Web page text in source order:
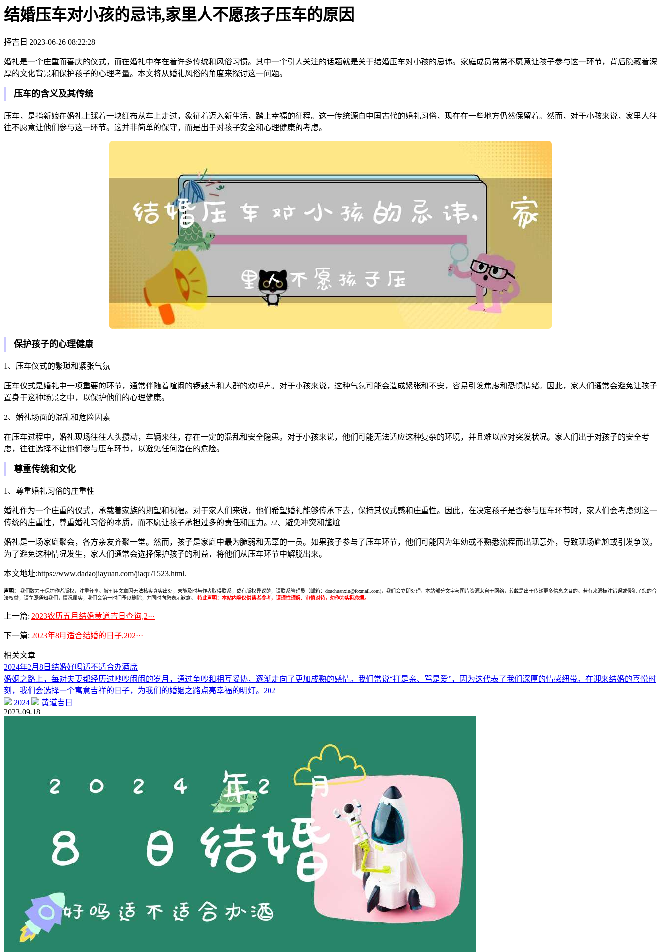
结婚压车对小孩的忌讳,家里人不愿孩子压车的原因
择吉日 2023-06-26 08:22:28
婚礼是一个庄重而喜庆的仪式，而在婚礼中存在着许多传统和风俗习惯。其中一个引人关注的话题就是关于结婚压车对小孩的忌讳。家庭成员常常不愿意让孩子参与这一环节，背后隐藏着深
厚的文化背景和保护孩子的心理考量。本文将从婚礼风俗的角度来探讨这一问题。
压车的含义及其传统
压车，是指新娘在婚礼上踩着一块红布从车上走过，象征着迈入新生活，踏上幸福的征程。这一传统源自中国古代的婚礼习俗，现在在一些地方仍然保留着。然而，对于小孩来说，家里人往
往不愿意让他们参与这一环节。这并非简单的保守，而是出于对孩子安全和心理健康的考虑。
保护孩子的心理健康
1、压车仪式的繁琐和紧张气氛
压车仪式是婚礼中一项重要的环节，通常伴随着喧闹的锣鼓声和人群的欢呼声。对于小孩来说，这种气氛可能会造成紧张和不安，容易引发焦虑和恐惧情绪。因此，家人们通常会避免让孩子
置身于这种场景之中，以保护他们的心理健康。
2、婚礼场面的混乱和危险因素
在压车过程中，婚礼现场往往人头攒动，车辆来往，存在一定的混乱和安全隐患。对于小孩来说，他们可能无法适应这种复杂的环境，并且难以应对突发状况。家人们出于对孩子的安全考
虑，往往选择不让他们参与压车环节，以避免任何潜在的危险。
尊重传统和文化
1、尊重婚礼习俗的庄重性
婚礼作为一个庄重的仪式，承载着家族的期望和祝福。对于家人们来说，他们希望婚礼能够传承下去，保持其仪式感和庄重性。因此，在决定孩子是否参与压车环节时，家人们会考虑到这一
传统的庄重性，尊重婚礼习俗的本质，而不愿让孩子承担过多的责任和压力。/2、避免冲突和尴尬
婚礼是一场家庭聚会，各方亲友齐聚一堂。然而，孩子是家庭中最为脆弱和无辜的一员。如果孩子参与了压车环节，他们可能因为年幼或不熟悉流程而出现意外，导致现场尴尬或引发争议。
为了避免这种情况发生，家人们通常会选择保护孩子的利益，将他们从压车环节中解脱出来。
本文地址:https://www.dadaojiayuan.com/jiaqu/1523.html.
声明：
我们致力于保护作者版权，注重分享。被刊用文章因无法核实真实出处，未能及时与作者取得联系，或有版权异议的，请联系管理员（邮箱：douchuanxin@foxmail.com)，我们会立即处理。本站部分文字与图片资源来自于网络，转载是出于传递更多信息之目的。若有来源标注错误或侵犯了您的合
法权益，请立即通知我们，情况属实，我们会第一时间予以删除，并同时向您表示歉意。
特此声明：本站内容仅供读者参考，请理性理解、审慎对待，勿作为实际依据。
上一篇: 2023农历五月结婚黄道吉日查询,2···
下一篇: 2023年8月适合结婚的日子,202···
相关文章
2024年2月8日结婚好吗适不适合办酒席
婚姻之路上，每对夫妻都经历过吵吵闹闹的岁月，通过争吵和相互妥协，逐渐走向了更加成熟的感情。我们常说“打是亲、骂是爱”，因为这代表了我们深厚的情感纽带。在迎来结婚的喜悦时
刻，我们会选择一个寓意吉祥的日子，为我们的婚姻之路点亮幸福的明灯。202
2024
黄道吉日
2023-09-18